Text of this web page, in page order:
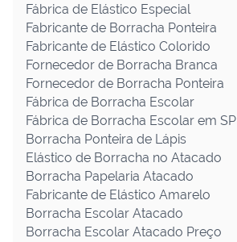
Fábrica de Elástico Especial
Fabricante de Borracha Ponteira
Fabricante de Elástico Colorido
Fornecedor de Borracha Branca
Fornecedor de Borracha Ponteira
Fábrica de Borracha Escolar
Fábrica de Borracha Escolar em SP
Borracha Ponteira de Lápis
Elástico de Borracha no Atacado
Borracha Papelaria Atacado
Fabricante de Elástico Amarelo
Borracha Escolar Atacado
Borracha Escolar Atacado Preço